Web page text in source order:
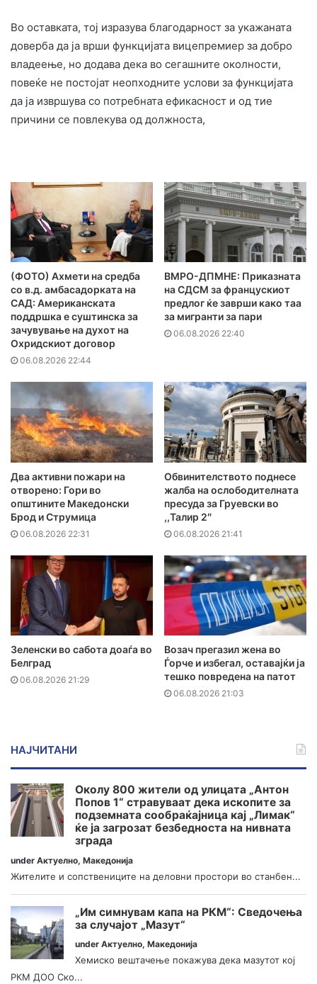
Во оставката, тој изразува благодарност за укажаната
доверба да ја врши функцијата вицепремиер за добро
владеење, но додава дека во сегашните околности,
повеќе не постојат неопходните услови за функцијата
да ја извршува со потребната ефикасност и од тие
причини се повлекува од должноста,
(ФОТО) Ахмети на средба
со в.д. амбасадорката на
САД: Американската
поддршка е суштинска за
зачувување на духот на
Охридскиот договор
06.08.2026 22:44
ВМРО-ДПМНЕ: Приказната
на СДСМ за францускиот
предлог ќе заврши како таа
за мигранти за пари
06.08.2026 22:40
Два активни пожари на
отворено: Гори во
општините Македонски
Брод и Струмица
06.08.2026 22:31
Обвинителството поднесе
жалба на ослободителната
пресуда за Груевски во
,,Талир 2″
06.08.2026 21:41
Зеленски во сабота доаѓа во
Белград
06.08.2026 21:29
Возач прегазил жена во
Ѓорче и избегал, оставајќи ја
тешко повредена на патот
06.08.2026 21:03
НАЈЧИТАНИ
Околу 800 жители од улицата „Антон
Попов 1“ стравуваат дека ископите за
подземната сообраќајница кај „Лимак“
ќе ја загрозат безбедноста на нивната
зграда
under Актуелно, Македонија
Жителите и сопствениците на деловни простори во станбен...
„Им симнувам капа на РКМ“: Сведочења
за случајот „Мазут“
under Актуелно, Македонија
Хемиско вештачење покажува дека мазутот кој
РКМ ДОО Ско...